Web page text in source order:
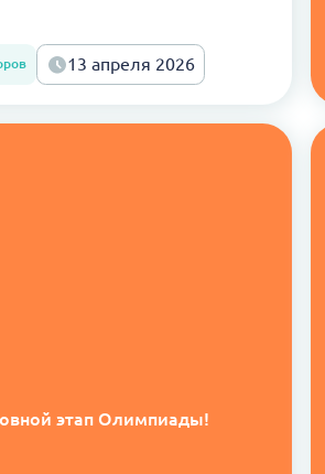
13 апреля 2026
этап Олимпиады!